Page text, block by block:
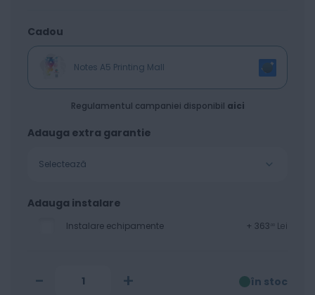
Cadou
Notes A5 Printing Mall
Regulamentul campaniei disponibil aici
Adauga extra garantie
Selectează
Adauga instalare
Instalare echipamente + 363 Lei
- + în stoc